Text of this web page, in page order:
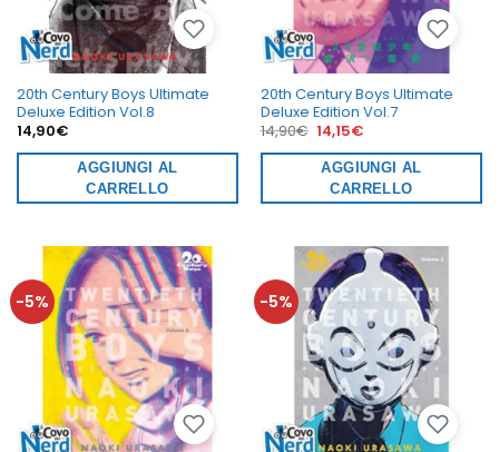
20th Century Boys Ultimate
Deluxe Edition Vol.8
14,90€
AGGIUNGI AL
CARRELLO
20th Century Boys Ultimate
Deluxe Edition Vol.7
14,90€ Il
prezzo
originale
era:
14,90€.
14,15€Il
attuale
è:
14,15€.
AGGIUNGI AL
CARRELLO
-5% -5%